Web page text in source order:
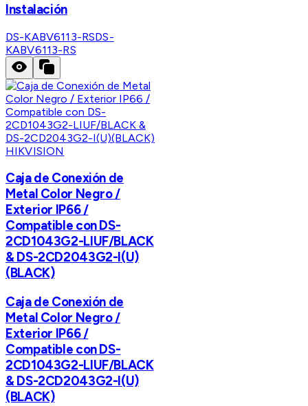
Instalación
DS-KABV6113-RSDS-
KABV6113-RS
HIKVISION
Caja de Conexión de
Metal Color Negro /
Exterior IP66 /
Compatible con DS-
2CD1043G2-LIUF/BLACK
& DS-2CD2043G2-I(U)
(BLACK)
Caja de Conexión de
Metal Color Negro /
Exterior IP66 /
Compatible con DS-
2CD1043G2-LIUF/BLACK
& DS-2CD2043G2-I(U)
(BLACK)